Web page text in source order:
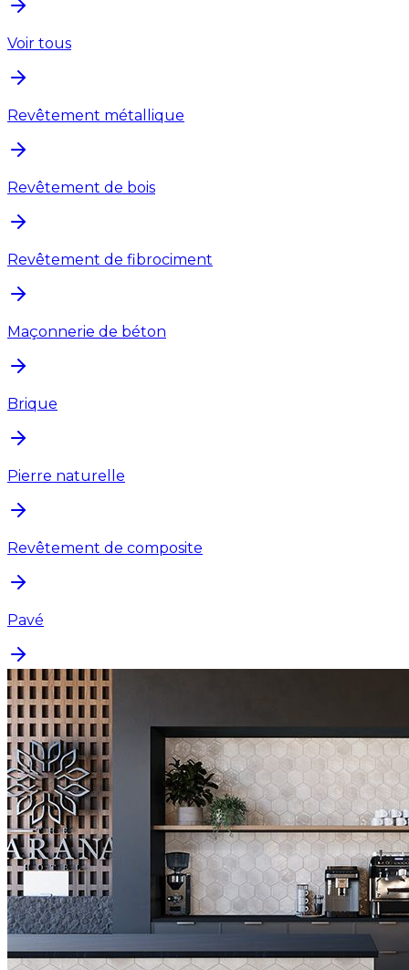
Voir tous
Revêtement métallique
Revêtement de bois
Revêtement de fibrociment
Maçonnerie de béton
Brique
Pierre naturelle
Revêtement de composite
Pavé